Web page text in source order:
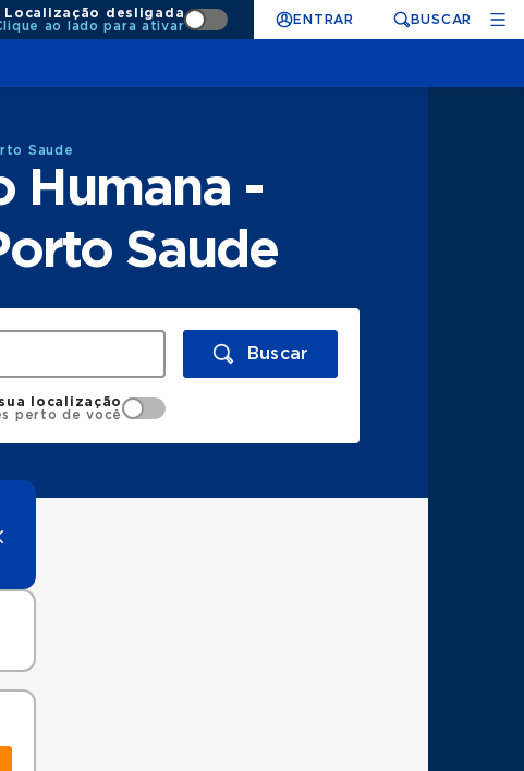
Localização desligada
ao lado para ativar
ENTRAR BUSCAR
Saude
Humana -
Saude
Buscar
localização
perto de você